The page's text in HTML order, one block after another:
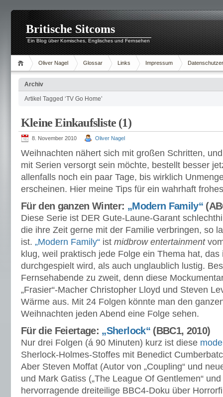
Britische Sitcoms
Ein Blog über Komisches, Englisches und Fernsehen
Oliver Nagel Glossar Links Impressum
Archiv
Artikel Tagged ‘TV Go Home’
Kleine Einkaufsliste (1)
8. November 2010 Oliver Nagel
Weihnachten nähert sich mit großen Schritten,
mit Serien versorgt sein möchte, bestellt besser
allenfalls noch ein paar Tage, bis wirklich
erscheinen. Hier meine Tips für ein wahrhaft
Für den ganzen Winter: „Modern Family“
Diese Serie ist DER Gute-Laune-Garant
die ihre Zeit gerne mit der Familie verbringen, so
ist. „Modern Family“ ist midbrow entertainment
klug, weil praktisch jede Folge ein Thema hat,
durchgespielt wird, als auch unglaublich lustig.
Fernsehabende zu zweit, denn diese
„Frasier“-Macher Christopher Lloyd und Steven
Wärme aus. Mit 24 Folgen könnte man den
Weihnachten jeden Abend eine Folge sehen.
Für die Feiertage: „Sherlock“(BBC1, 2010)
Nur drei Folgen (á 90 Minuten) kurz ist diese
Sherlock-Holmes-Stoffes mit Benedict
Aber Steven Moffat (Autor von „Coupling“ und
und Mark Gatiss („The League Of Gentlemen“
hervorragende dreiteilige BBC4-Doku über